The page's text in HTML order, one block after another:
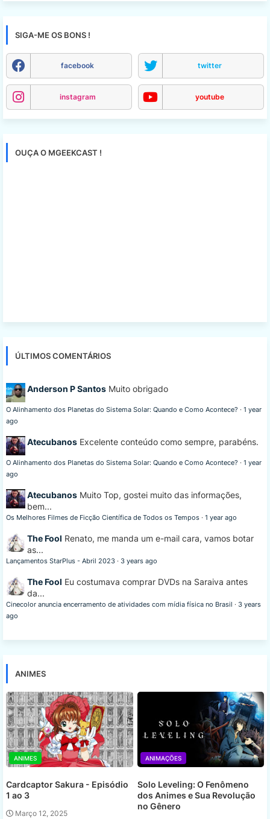
SIGA-ME OS BONS !
facebook twitter
instagram youtube
OUÇA O MGEEKCAST !
ÚLTIMOS COMENTÁRIOS
Anderson P Santos Muito obrigado
O Alinhamento dos Planetas do Sistema Solar: Quando e Como Acontece? · 1 year
ago
Atecubanos Excelente conteúdo como sempre, parabéns.
O Alinhamento dos Planetas do Sistema Solar: Quando e Como Acontece? · 1 year
ago
Atecubanos Muito Top, gostei muito das informações,
bem...
Os Melhores Filmes de Ficção Científica de Todos os Tempos · 1 year ago
The Fool Renato, me manda um e-mail cara, vamos botar
as...
Lançamentos StarPlus - Abril 2023 · 3 years ago
The Fool Eu costumava comprar DVDs na Saraiva antes
da...
Cinecolor anuncia encerramento de atividades com mídia física no Brasil · 3 years
ago
ANIMES
ANIMES
Cardcaptor Sakura - Episódio
1 ao 3
Março 12, 2025
ANIMAÇÕES
Solo Leveling: O Fenômeno
dos Animes e Sua Revolução
no Gênero